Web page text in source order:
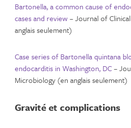
Bartonella, a common cause of
cases and review– Journal of
anglais seulement)
Case series of Bartonella quintana
endocarditis in Washington, DC–
Microbiology (en anglais seulement)
Gravité et complications